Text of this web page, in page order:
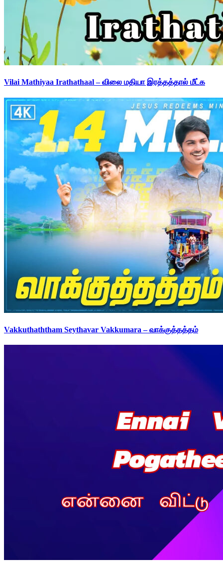
Vilai Mathiyaa Irathathaal – விலை மதியா இரத்தத்தால் மீட்க
Vakkuthaththam Seythavar Vakkumara – வாக்குத்தத்தம்